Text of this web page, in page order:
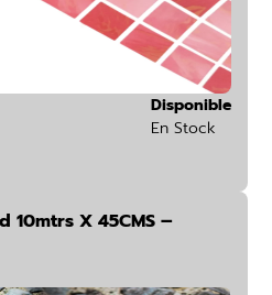
Disponible
En Stock
10mtrs X 45CMS –